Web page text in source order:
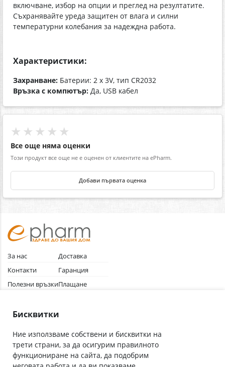
включване, избор на опции и преглед на резултатите.
Съхранявайте уреда защитен от влага и силни
температурни колебания за надеждна работа.
Характеристики:
Захранване: Батерии: 2 х 3V, тип CR2032
Връзка с компютър: Да, USB кабел
★★★★★
Все още няма оценки
Този продукт все още не е оценен от клиентите на ePharm.
Добави първата оценка
За нас
Контакти
Полезни връзки
Общи условия
Доставка
Гаранция
Плащане
Абонирай се за нашия бюлетин
Бисквитки
Ние използваме собствени и бисквитки на
трети страни, за да осигурим правилното
функциониране на сайта, да подобрим